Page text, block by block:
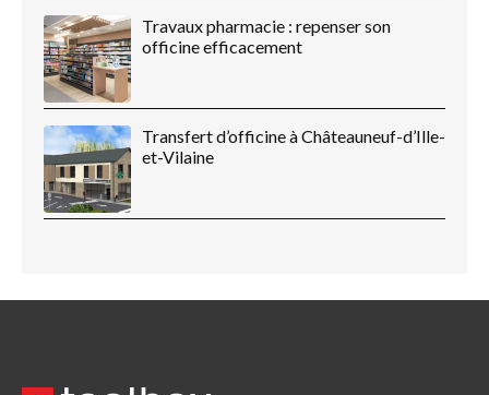
Travaux pharmacie : repenser son
officine efficacement
Transfert d’officine à Châteauneuf-d’Ille-
et-Vilaine